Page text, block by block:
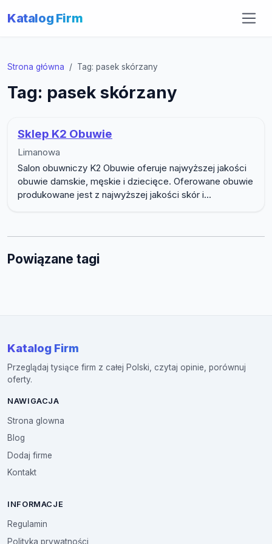
Katalog Firm
Strona główna Tag: pasek skórzany
Tag: pasek skórzany
Sklep K2 Obuwie
Limanowa
Salon obuwniczy K2 Obuwie oferuje najwyższej jakości
obuwie damskie, męskie i dziecięce. Oferowane obuwie
produkowane jest z najwyższej jakości skór i...
Powiązane tagi
Katalog Firm
Przeglądaj tysiące firm z całej Polski, czytaj opinie, porównuj
oferty.
NAWIGACJA
Strona glowna
Blog
Dodaj firme
Kontakt
INFORMACJE
Regulamin
Polityka prywatności